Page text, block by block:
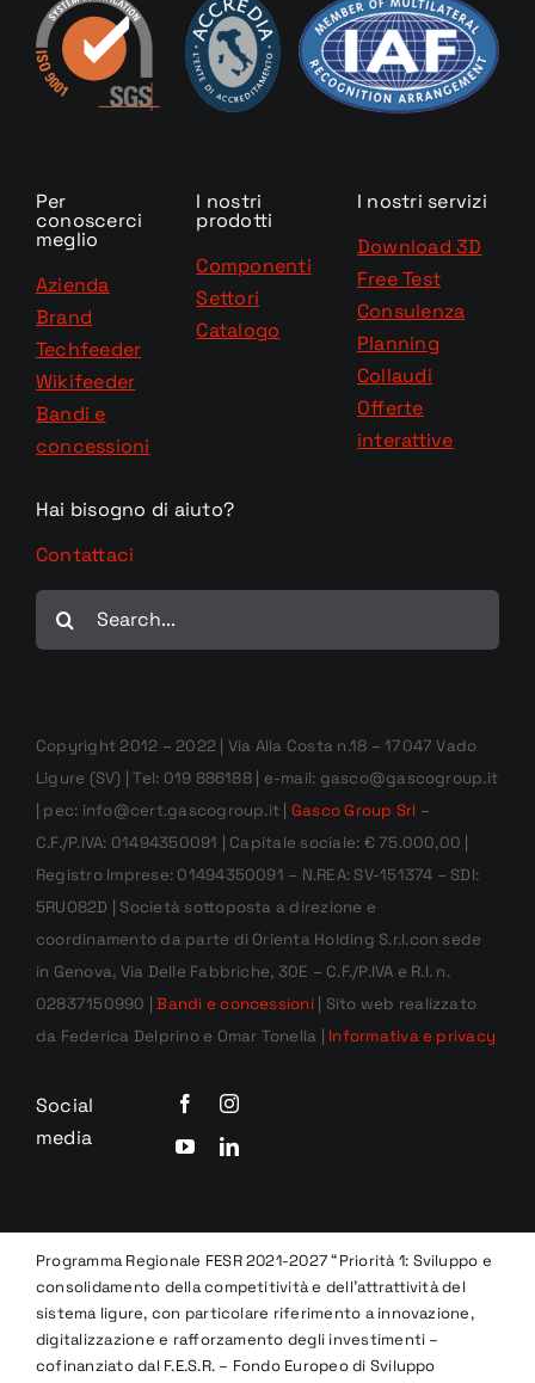
Per
conoscerci
meglio
Azienda
Brand
Techfeeder
Wikifeeder
Bandi e
concessioni
I nostri
prodotti
Componenti
Settori
Catalogo
I nostri servizi
Download 3D
Free Test
Consulenza
Planning
Collaudi
Offerte
interattive
Hai bisogno di aiuto?
Contattaci
per:
Copyright 2012 – 2022 | Via Alla Costa n.18 – 17047 Vado
Ligure (SV) | Tel: 019 886188 | e-mail: gasco@gascogroup.it
| pec: info@cert.gascogroup.it |
Gasco Group Srl –
C.F./P.IVA: 01494350091 | Capitale sociale: € 75.000,00 |
Registro Imprese: 01494350091 – N.REA: SV-151374 – SDI:
5RUO82D | Società sottoposta a direzione e
coordinamento da parte di Orienta Holding S.r.l.con sede
in Genova, Via Delle Fabbriche, 30E – C.F./P.IVA e R.I. n.
02837150990 |Bandi e concessioni| Sito web realizzato
da Federica Delprino e Omar Tonella | Informativa e privacy
Social
media
Programma Regionale FESR 2021-2027 “Priorità 1: Sviluppo e
consolidamento della competitività e dell’attrattività del
sistema ligure, con particolare riferimento a innovazione,
digitalizzazione e rafforzamento degli investimenti –
cofinanziato dal F.E.S.R. – Fondo Europeo di Sviluppo